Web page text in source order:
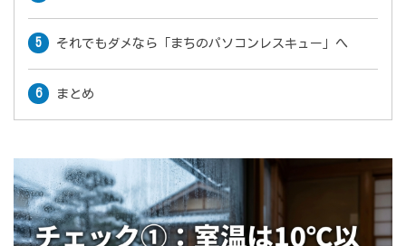
それでもダメなら「まちのパソコンレスキュー」へ
まとめ